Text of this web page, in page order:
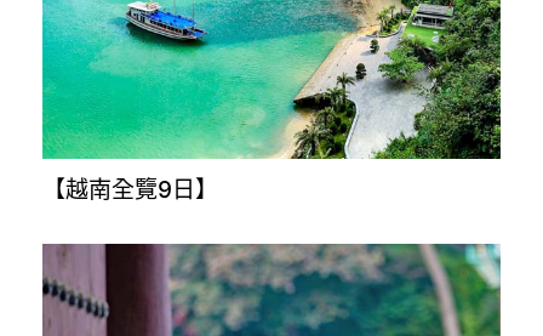
【越南全覽9日】